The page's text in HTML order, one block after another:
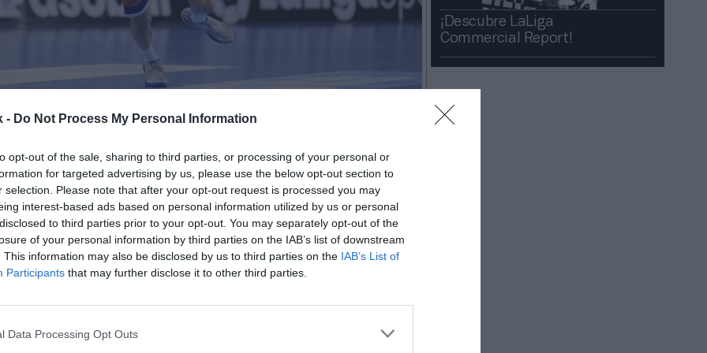
- Do Not Process My Personal Information
opt-out of the sale, sharing to third parties, or processing of your personal or
for targeted advertising by us, please use the below opt-out section to
selection. Please note that after your opt-out request is processed you may
interest-based ads based on personal information utilized by us or personal
to third parties prior to your opt-out. You may separately opt-out of the
of your personal information by third parties on the IAB’s list of downstream
This information may also be disclosed by us to third parties on the IAB’s List of
Participants that may further disclose it to other third parties.
Data Processing Opt Outs
29 de septiembre de 2022
Guardar Me gusta
refuerza su estructura después de la salida de su gerente. El
Oriental ha incorporado a Víctor Vilà como nuevo
. La permuta se produce después de que Josep Blanchart
tras 30 años en el club aduciendo motivos personales.
Barcelona yprocede del Real Club de Polo de Barcelona en el
estuvo como adjunto a la gerencia y responsable de
¡Descubre LaLiga
Commercial Report!​​